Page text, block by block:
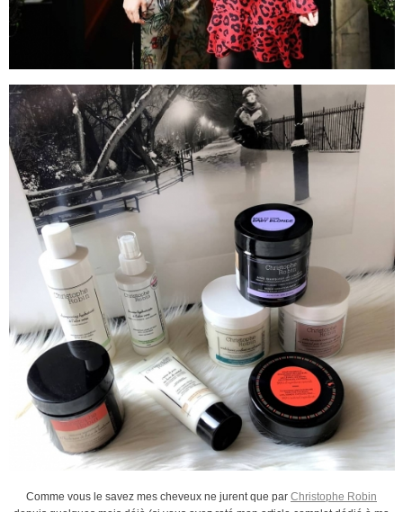
Comme vous le savez mes cheveux ne jurent que par Christophe Robin